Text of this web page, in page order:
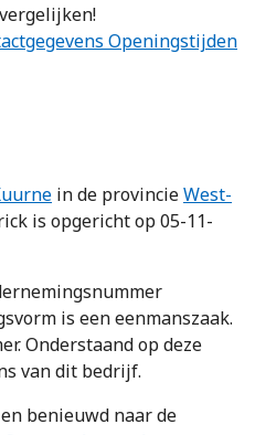
Openingstijden
in de provincieWest-
is opgericht op 05-11-
is een eenmanszaak.
Onderstaand op deze
van dit bedrijf.
benieuwd naar de